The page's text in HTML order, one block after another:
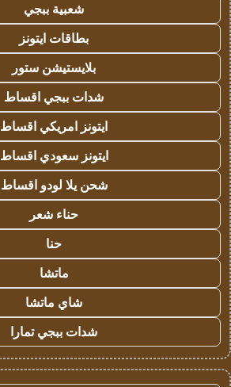
شعبية ببجي
بطاقات ايتونز
بلايستيشن ستور
شدات ببجي اقساط
ايتونز امريكي اقساط
ايتونز سعودي اقساط
شحن يلا لودو اقساط
حناء شعر
حنا
ماتشا
شاي ماتشا
شدات ببجي تمارا